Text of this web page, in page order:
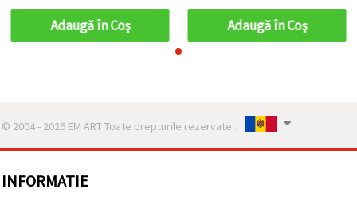
Adaugă în Coş Adaugă în Coş
© 2004 - 2026 EM ART Toate drepturile rezervate..
INFORMATIE